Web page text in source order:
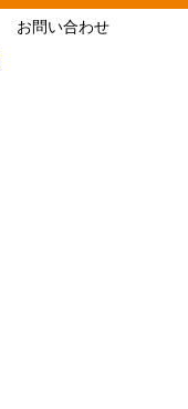
お問い合わせ